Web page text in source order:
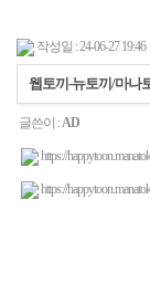
작성일 : 24-06-27 19:46
웹토끼-뉴토끼/마나
글쓴이 :AD
https://
https://